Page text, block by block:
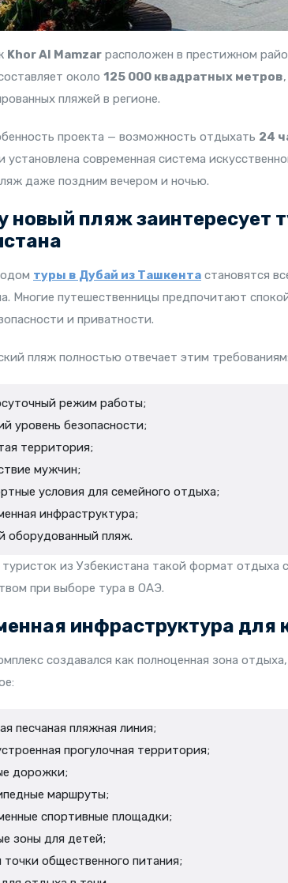
Khor Al Mamzar расположен в престижном
около 125 000 квадратных метров
пляжей в регионе.
проекта — возможность отдыхать 24
установлена современная система
даже поздним вечером и ночью.
новый пляж заинтересует
туры в Дубай из Ташкента становятся
Многие путешественницы предпочитают
и приватности.
пляж полностью отвечает этим требованиям:
режим работы;
уровень безопасности;
территория;
мужчин;
условия для семейного отдыха;
инфраструктура;
оборудованный пляж.
из Узбекистана такой формат отдыха
при выборе тура в ОАЭ.
инфраструктура для
создавался как полноценная зона
песчаная пляжная линия;
прогулочная территория;
дорожки;
маршруты;
спортивные площадки;
зоны для детей;
точки общественного питания;